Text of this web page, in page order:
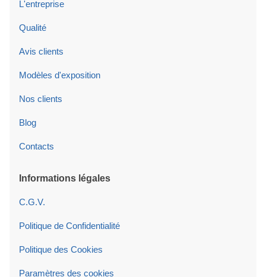
L'entreprise
Qualité
Avis clients
Modèles d'exposition
Nos clients
Blog
Contacts
Informations légales
C.G.V.
Politique de Confidentialité
Politique des Cookies
Paramètres des cookies